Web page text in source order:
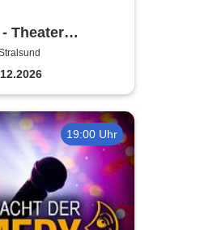
Theater
19:00 Uhr